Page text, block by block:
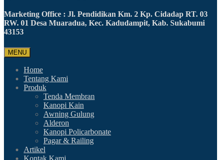
Marketing Office : Jl. Pendidikan Km. 2 Kp. Cidadap RT. 03
RW. 01 Desa Muaradua, Kec. Kadudampit, Kab. Sukabumi
43153
MENU
Home
Tentang Kami
Produk
Tenda Membran
Kanopi Kain
Awning Gulung
Alderon
Kanopi Policarbonate
Pagar & Railing
Artikel
Kontak Kami